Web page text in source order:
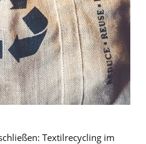
Textilrecycling im